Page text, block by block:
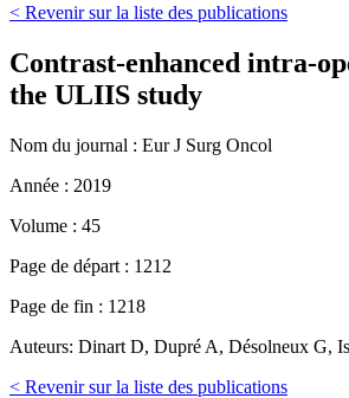
< Revenir sur la liste des publications
Contrast-enhanced intra-
the ULIIS study
Nom du journal : Eur J Surg Oncol
Année : 2019
Volume : 45
Page de départ : 1212
Page de fin : 1218
Auteurs: Dinart D, Dupré A, Désolneux G,
< Revenir sur la liste des publications